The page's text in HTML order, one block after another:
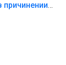
В Тольятти охранника подозревают в причинении смерти ребенку